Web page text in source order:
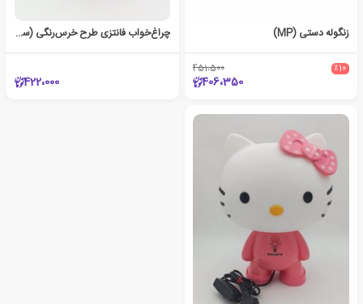
زنگوله دستی (MP)
٪10 451،500
406،350
چراغ‌خواب فانتزی طرح خرس‌رنگی (سفید)
422،000